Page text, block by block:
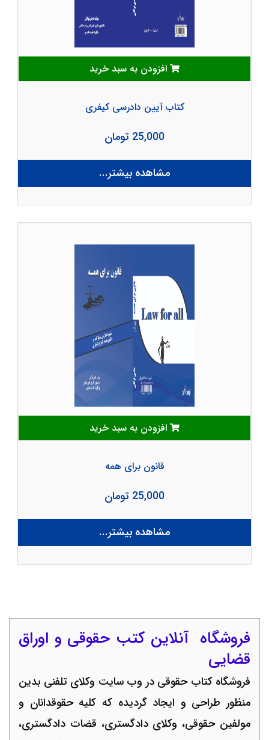
افزودن به سبد خرید
کتاب آیین دادرسی کیفری
25,000 تومان
مشاهده بیشتر...
افزودن به سبد خرید
قانون برای همه
25,000 تومان
مشاهده بیشتر...
فروشگاه آنلاین کتب حقوقی و اوراق
قضایی
فروشگاه کتاب حقوقی در وب سایت وکلای تلفنی بدین
منظور طراحی و ایجاد گردیده که کلیه حقوقدانان و
مولفین حقوقی، وکلای دادگستری، قضات دادگستری،